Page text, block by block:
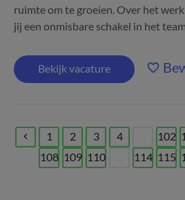
ruimte om te groeien. Over het
jij een onmisbare schakel in het
Bekijk vacature
1 2 3 4 102
108 109 110 114 115